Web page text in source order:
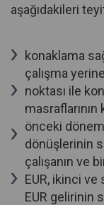
aşağıdakileri
konaklama
çalışma
noktası ile
masraflarının
önceki
dönüşlerinin
çalışanın ve
EUR, ikinci
EUR gelirinin